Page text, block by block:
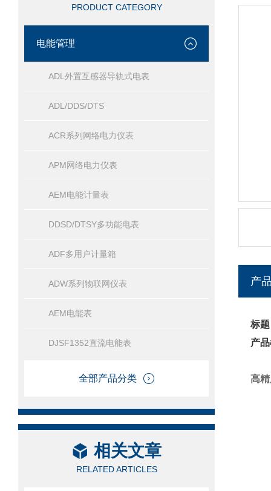
PRODUCT CATEGORY
电能管理
ADL外置互感器导轨式电表
ADL/DDS/DTS
ACR系列网络电力仪表
APM网络电力仪表
AEM电能计量表
DDSD/DTSY多功能电表
ADF多用户计量箱
ADW系列物联网仪表
AEM电能表
DJSF1352直流电能表
全部产品分类
相关文章
RELATED ARTICLES
产
标
产
高